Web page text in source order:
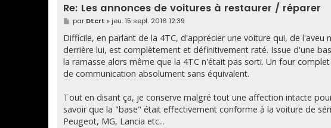
Re: Les annonces de voitures à restaurer / réparer
M
e
s
s
a
g
e
par Dtcrt » jeu. 15 sept. 2016 12:39
Difficile, en parlant de la 4TC, d'apprécier une voiture qui, de
derrière lui, est complètement et définitivement raté. Issue d'une
la ramasse alors même que la 4TC n'était pas sorti. Un four
de communication absolument sans équivalent.
Tout en disant ça, je conserve malgré tout une affection intacte
savoir que la "base" était effectivement conforme à la voiture de
Peugeot, MG, Lancia etc...